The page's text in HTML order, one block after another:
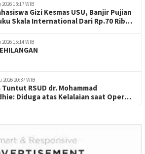
13:17 WIB
Gizi Kesmas USU, Banjir Pujian
Skala International Dari Rp.70 Ribu
15:14 WIB
2026 20:37 WIB
RSUD dr. Mohammad
Diduga atas Kelalaian saat Operasi